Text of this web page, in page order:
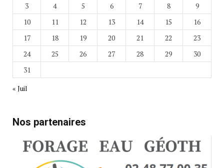
3
4 5 6 7 8
9
10
11 12 13 14 15
16
17
18 19 20 21 22
23
24
25 26 27 28 29
30
31
« Juil
Nos partenaires